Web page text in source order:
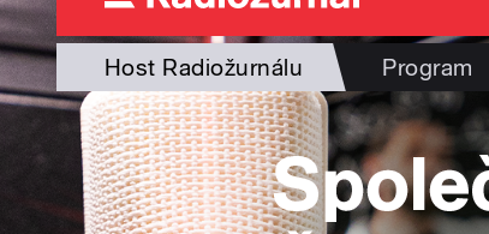
Host Radiožurnálu Program